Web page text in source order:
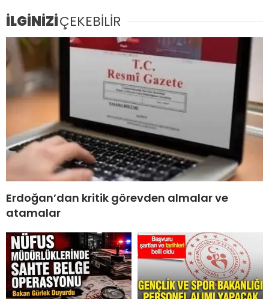
İLGİNİZİÇEKEBİLİR
Erdoğan’dan kritik görevden almalar ve
atamalar